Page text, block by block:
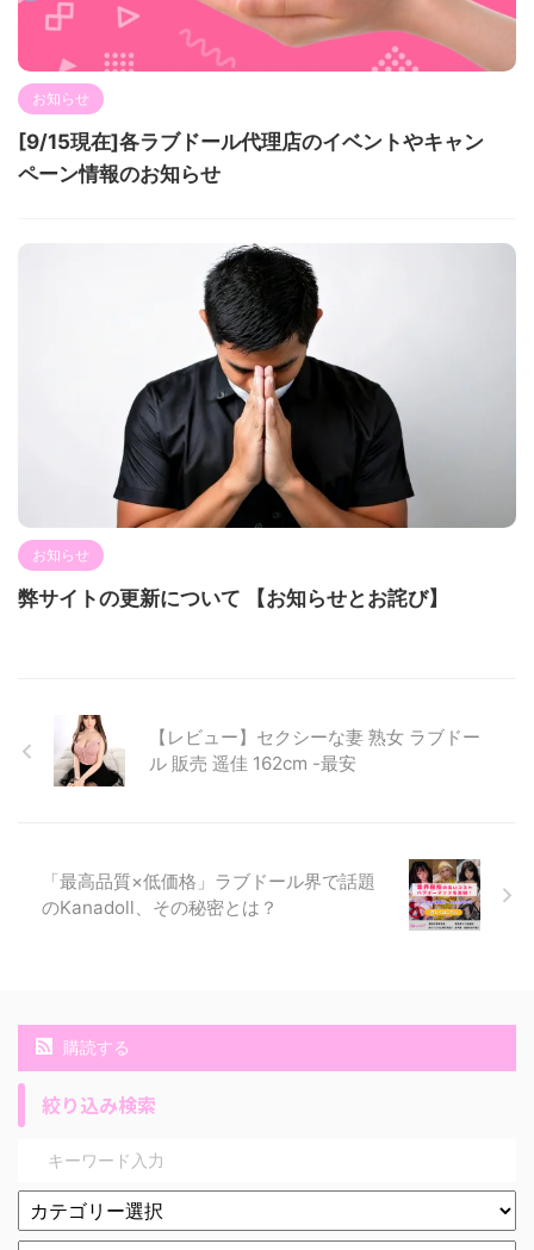
お知らせ
[9/15現在]各ラブドール代理店のイベントやキャン
ペーン情報のお知らせ
お知らせ
弊サイトの更新について 【お知らせとお詫び】
【レビュー】セクシーな妻 熟女 ラブドー
ル 販売 遥佳 162cm -最安
「最高品質×低価格」ラブドール界で話題
のKanadoll、その秘密とは？
購読する
絞り込み検索